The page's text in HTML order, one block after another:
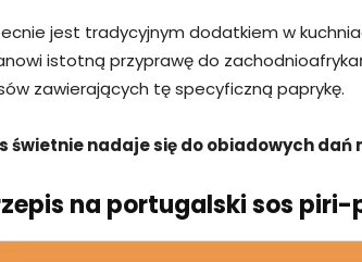
jest tradycyjnym dodatkiem w
istotną przyprawę do
zawierających tę specyficzną paprykę.
świetnie nadaje się do obiadowych
na portugalski sos piri-